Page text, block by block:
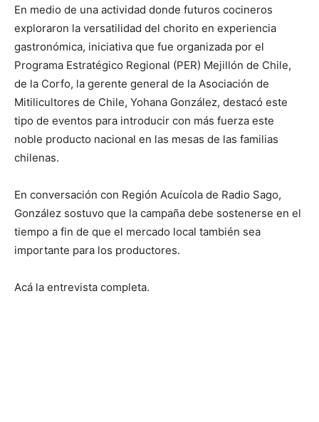
En medio de una actividad donde futuros cocineros
exploraron la versatilidad del chorito en experiencia
gastronómica, iniciativa que fue organizada por el
Programa Estratégico Regional (PER) Mejillón de Chile,
de la Corfo, la gerente general de la Asociación de
Mitilicultores de Chile, Yohana González, destacó este
tipo de eventos para introducir con más fuerza este
noble producto nacional en las mesas de las familias
chilenas.
En conversación con Región Acuícola de Radio Sago,
González sostuvo que la campaña debe sostenerse en el
tiempo a fin de que el mercado local también sea
importante para los productores.
Acá la entrevista completa.